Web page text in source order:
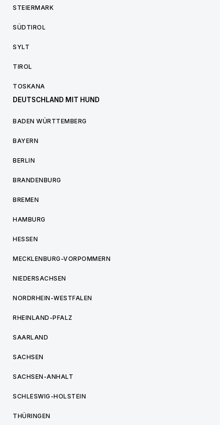
STEIERMARK
SÜDTIROL
SYLT
TIROL
TOSKANA
DEUTSCHLAND MIT HUND
BADEN WÜRTTEMBERG
BAYERN
BERLIN
BRANDENBURG
BREMEN
HAMBURG
HESSEN
MECKLENBURG-VORPOMMERN
NIEDERSACHSEN
NORDRHEIN-WESTFALEN
RHEINLAND-PFALZ
SAARLAND
SACHSEN
SACHSEN-ANHALT
SCHLESWIG-HOLSTEIN
THÜRINGEN